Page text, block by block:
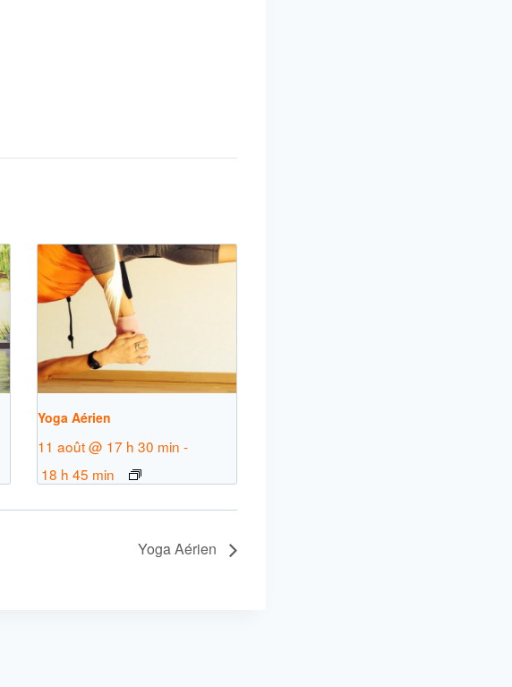
Yoga Aérien
11 août @ 17 h 30 min -
18 h 45 min
Yoga Aérien